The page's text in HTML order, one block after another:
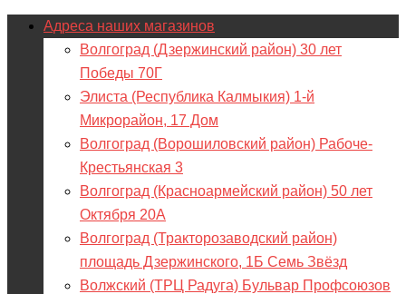
Адреса наших магазинов
Волгоград (Дзержинский район) 30 лет
Победы 70Г
Элиста (Республика Калмыкия) 1-й
Микрорайон, 17 Дом
Волгоград (Ворошиловский район) Рабоче-
Крестьянская 3
Волгоград (Красноармейский район) 50 лет
Октября 20А
Волгоград (Тракторозаводский район)
площадь Дзержинского, 1Б Семь Звёзд
Волжский (ТРЦ Радуга) Бульвар Профсоюзов